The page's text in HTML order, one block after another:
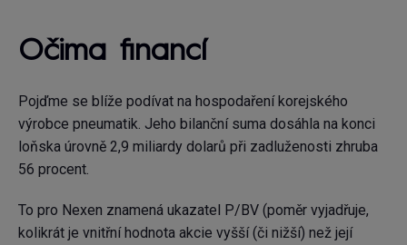
Očima financí
Pojďme se blíže podívat na hospodaření korejského
výrobce pneumatik. Jeho bilanční suma dosáhla na konci
loňska úrovně 2,9 miliardy dolarů při zadluženosti zhruba
56 procent.
To pro Nexen znamená ukazatel P/BV (poměr vyjadřuje,
kolikrát je vnitřní hodnota akcie vyšší (či nižší) než její